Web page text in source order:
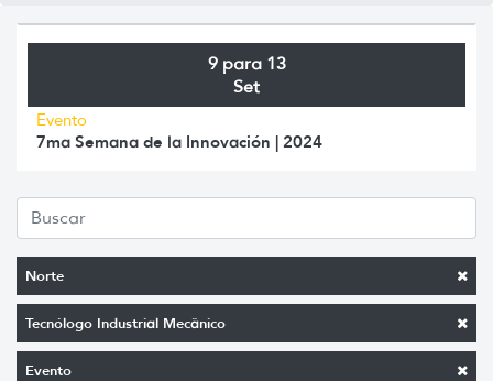
Norte
Tecnólogo Industrial Mecânico
Evento
9 para 13
Set
Evento
7ma Semana de la Innovación | 2024